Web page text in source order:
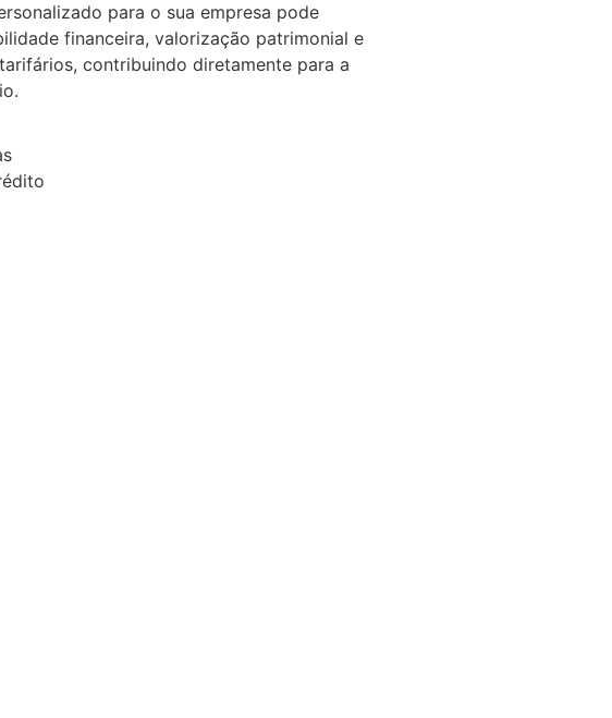
para o sua empresa pode
financeira, valorização patrimonial e
contribuindo diretamente para a